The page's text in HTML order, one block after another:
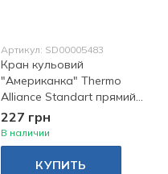
Артикул: SD00005483
Кран кульовий
"Американка" Thermo
Alliance Standart прямий
1/2" ВЗ SD220W15
227 грн
В наличии
КУПИТЬ